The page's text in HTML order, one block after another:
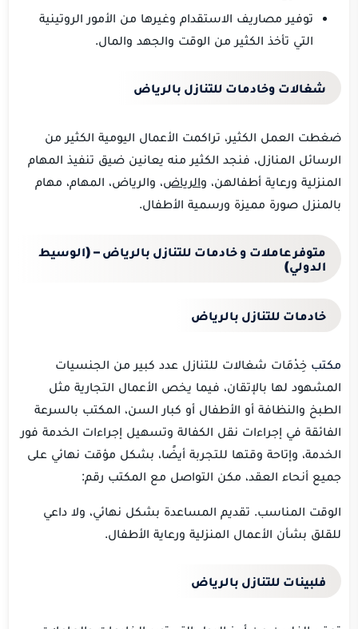
توفير مصاريف الاستقدام وغيرها من الأمور الروتينية
التي تأخذ الكثير من الوقت والجهد والمال.
شغالات وخادمات للتنازل بالرياض
ضغطت العمل الكثير، تراكمت الأعمال اليومية الكثير من
الرسائل المنازل، فنجد الكثير منه يعانين ضيق تنفيذ المهام
المنزلية ورعاية أطفالهن، والرياض، والرياض، المهام، مهام
بالمنزل صورة مميزة ورسمية الأطفال.
متوفر عاملات و خادمات للتنازل بالرياض – (الوسيط
الدولي)
خادمات للتنازل بالرياض
مكتب خِدْمَات شغالات للتنازل عدد كبير من الجنسيات
المشهود لها بالإتقان، فيما يخص الأعمال التجارية مثل
الطبخ والنظافة أو الأطفال أو كبار السن، المكتب بالسرعة
الفائقة في إجراءات نقل الكفالة وتسهيل إجراءات الخدمة فور
الخدمة، وإتاحة وقتها للتجربة أيضًا، بشكل مؤقت نهائي على
جميع أنحاء العقد، مكن التواصل مع المكتب رقم:
الوقت المناسب. تقديم المساعدة بشكل نهائي، ولا داعي
للقلق بشأن الأعمال المنزلية ورعاية الأطفال.
فلبينات للتنازل بالرياض